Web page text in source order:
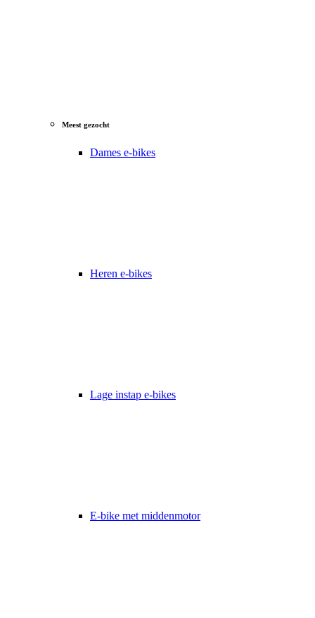
Meest gezocht
Dames e-bikes
Heren e-bikes
Lage instap e-bikes
E-bike met middenmotor